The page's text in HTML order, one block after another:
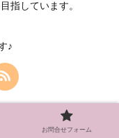
指しています。
♪
お問合せフォーム